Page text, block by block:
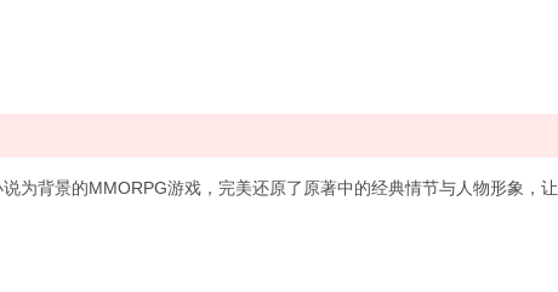
为背景的MMORPG游戏，完美还原了原著中的经典情节与人物形象，让